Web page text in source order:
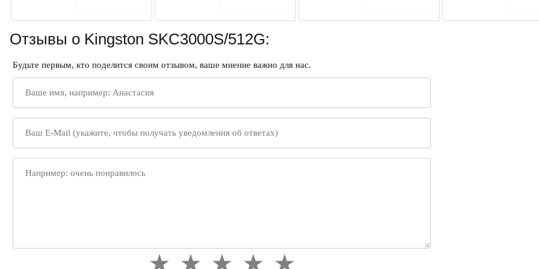
Отзывы о Kingston SKC3000S/512G:
Будьте первым, кто поделится своим отзывом, ваше мнение важно для нас.